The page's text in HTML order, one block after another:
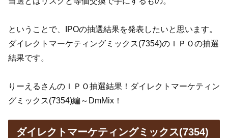
ということで、IPOの抽選結果を発表したいと思います。
ダイレクトマーケティングミックス(7354)のＩＰＯの抽選
結果です。
りーえるさんのＩＰＯ抽選結果！ダイレクトマーケティン
グミックス(7354)編～DmMix！
ダイレクトマーケティングミックス(7354)